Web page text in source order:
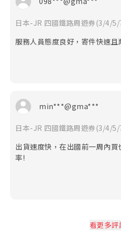
代收轉付收據）辦理，並請
不正之方式利用本網之商品或
司有權保留暫停或終止會員資
權利，並依情節主動通報檢調
的公平使用原則（FUP）系
致無法上網或上網速度變慢
品敘述為主)
◎ 建議您可視自身狀況自行決
日本-JR 四國鐵路周遊券(3/4/5/
服務人員態度良好，寄件快速且
min***@gma***
日本-JR 四國鐵路周遊券(3/4/5/
出貨速度快，在出國前一周內
率!
看更多評